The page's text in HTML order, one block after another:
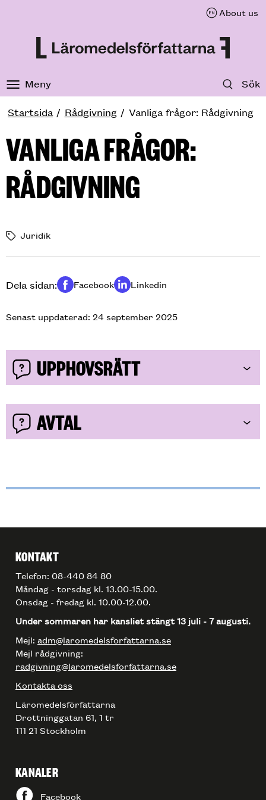
About us
Meny Sök
Startsida Rådgivning Vanliga frågor: Rådgivning
VANLIGA FRÅGOR:
RÅDGIVNING
Juridik
Dela sidan:
Dela på
Facebook
Dela på
Linkedin
Senast uppdaterad: 24 september 2025
UPPHOVSRÄTT
AVTAL
KONTAKT
Telefon: 08-440 84 80
Måndag - torsdag kl. 13.00-15.00.
Onsdag - fredag kl. 10.00-12.00.
Under sommaren har kansliet stängt 13 juli - 7 augusti.
Mejl: adm@laromedelsforfattarna.se
Mejl rådgivning:
radgivning@laromedelsforfattarna.se
Kontakta oss
Läromedelsförfattarna
Drottninggatan 61, 1 tr
111 21 Stockholm
KANALER
Facebook